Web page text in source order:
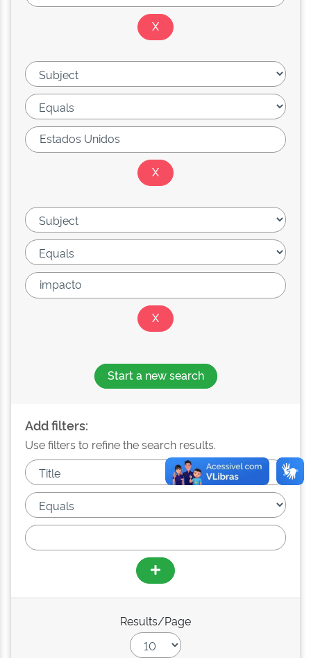
Start a new search
Add filters:
Use filters to refine the search results.
Results/Page